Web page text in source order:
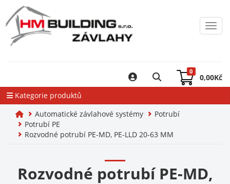
0
0,00Kč
Kategorie produktů
Automatické závlahové systémy
Potrubí
Potrubí PE
Rozvodné potrubí PE-MD, PE-LLD 20-63 MM
Rozvodné potrubí PE-MD,